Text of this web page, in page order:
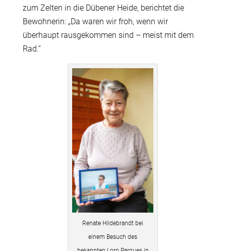
zum Zelten in die Dübener Heide, berichtet die
Bewohnerin: „Da waren wir froh, wenn wir
überhaupt rausgekommen sind – meist mit dem
Rad.“
Renate Hildebrandt bei
einem Besuch des